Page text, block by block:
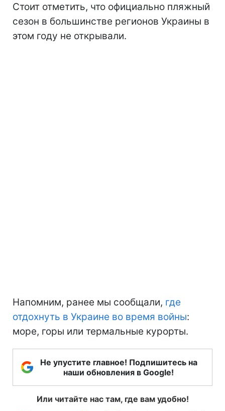
Стоит отметить, что официально пляжный
сезон в большинстве регионов Украины в
этом году не открывали.
Напомним, ранее мы сообщали, где
отдохнуть в Украине во время войны:
море, горы или термальные курорты.
Не упустите главное! Подпишитесь на
наши обновления в Google!
Или читайте нас там, где вам удобно!